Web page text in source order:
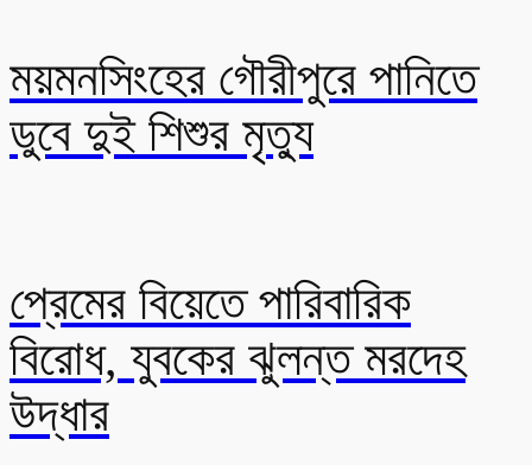
ময়মনসিংহের গৌরীপুরে পানিতে
ডুবে দুই শিশুর মৃত্যু
প্রেমের বিয়েতে পারিবারিক
বিরোধ, যুবকের ঝুলন্ত মরদেহ
উদ্ধার